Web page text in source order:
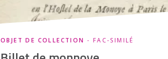
OBJET DE COLLECTION - FAC-SIMILÉ